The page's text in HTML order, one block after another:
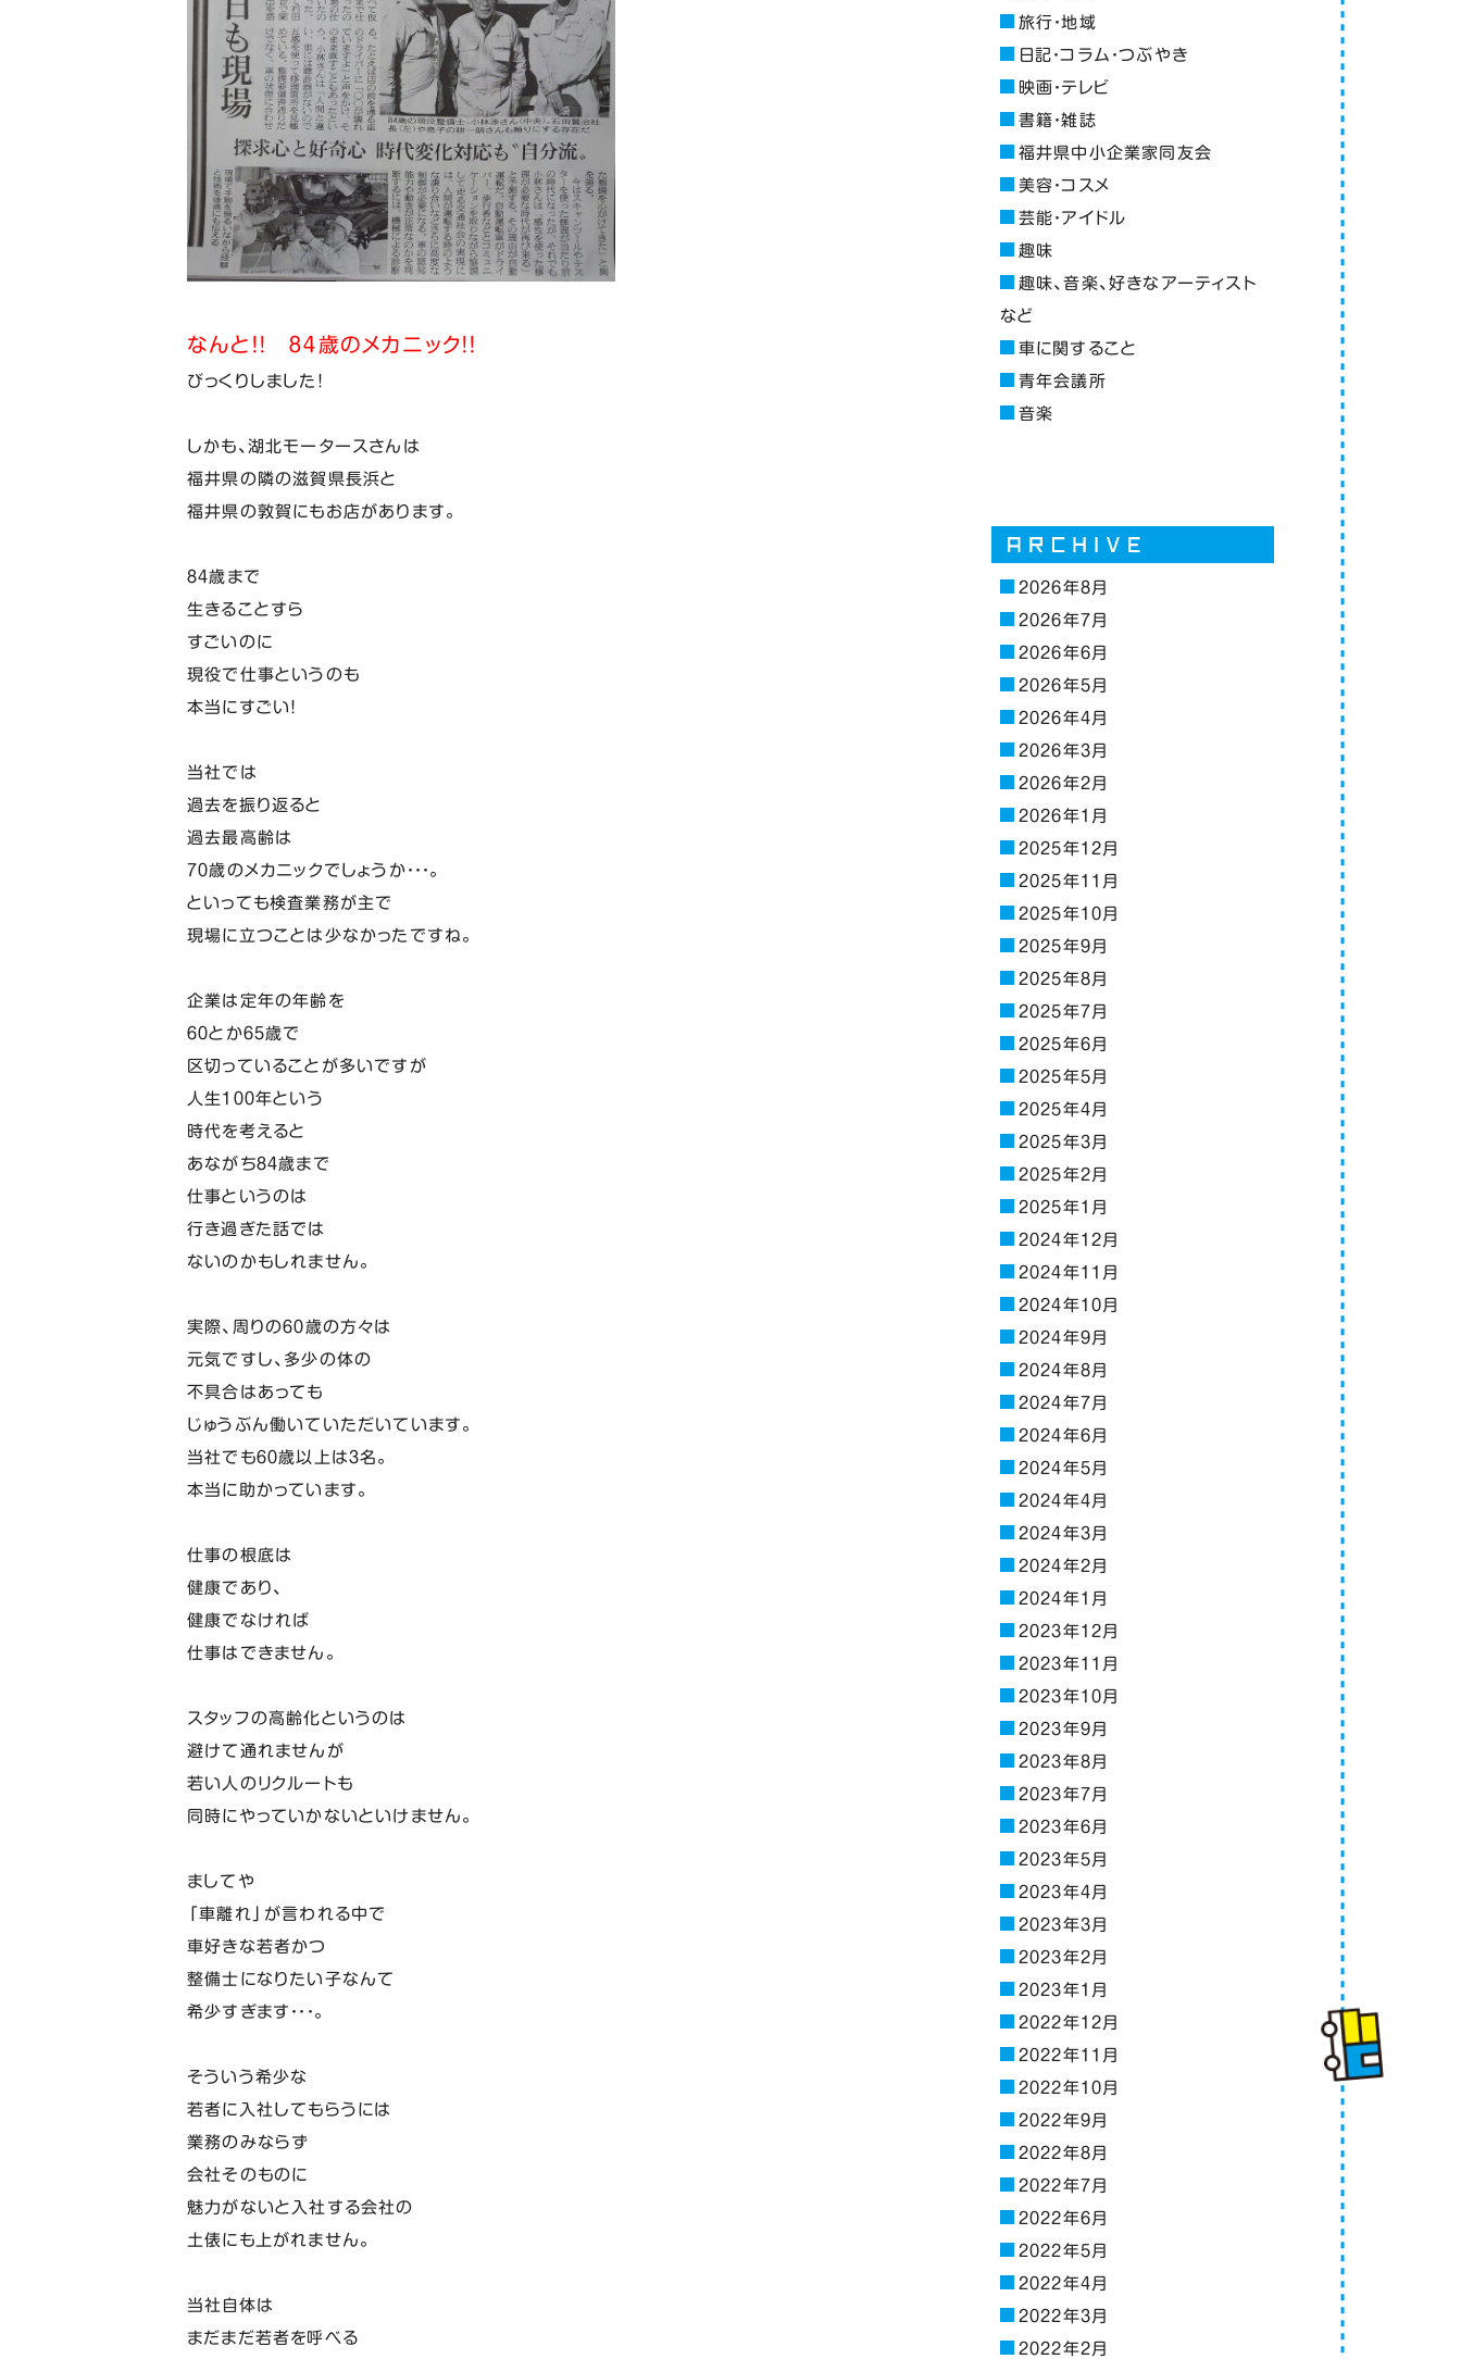
なんと！！ ８４歳のメカニック！！
びっくりしました！
しかも、湖北モータースさんは
福井県の隣の滋賀県長浜と
福井県の敦賀にもお店があります。
８４歳まで
生きることすら
すごいのに
現役で仕事というのも
本当にすごい！
当社では
過去を振り返ると
過去最高齢は
７０歳のメカニックでしょうか・・・。
といっても検査業務が主で
現場に立つことは少なかったですね。
企業は定年の年齢を
６０とか６５歳で
区切っていることが多いですが
人生１００年という
時代を考えると
あながち８４歳まで
仕事というのは
行き過ぎた話では
ないのかもしれません。
実際、周りの６０歳の方々は
元気ですし、多少の体の
不具合はあっても
じゅうぶん働いていただいています。
当社でも６０歳以上は３名。
本当に助かっています。
仕事の根底は
健康であり、
健康でなければ
仕事はできません。
スタッフの高齢化というのは
避けて通れませんが
若い人のリクルートも
同時にやっていかないといけません。
ましてや
「車離れ」が言われる中で
車好きな若者かつ
整備士になりたい子なんて
希少すぎます・・・。
そういう希少な
若者に入社してもらうには
業務のみならず
会社そのものに
魅力がないと入社する会社の
土俵にも上がれません。
当社自体は
まだまだ若者を呼べる
旅行・地域
日記・コラム・つぶやき
映画・テレビ
書籍・雑誌
福井県中小企業家同友会
美容・コスメ
芸能・アイドル
趣味
趣味、音楽、好きなアーティスト
など
車に関すること
青年会議所
音楽
2026年8月
2026年7月
2026年6月
2026年5月
2026年4月
2026年3月
2026年2月
2026年1月
2025年12月
2025年11月
2025年10月
2025年9月
2025年8月
2025年7月
2025年6月
2025年5月
2025年4月
2025年3月
2025年2月
2025年1月
2024年12月
2024年11月
2024年10月
2024年9月
2024年8月
2024年7月
2024年6月
2024年5月
2024年4月
2024年3月
2024年2月
2024年1月
2023年12月
2023年11月
2023年10月
2023年9月
2023年8月
2023年7月
2023年6月
2023年5月
2023年4月
2023年3月
2023年2月
2023年1月
2022年12月
2022年11月
2022年10月
2022年9月
2022年8月
2022年7月
2022年6月
2022年5月
2022年4月
2022年3月
2022年2月